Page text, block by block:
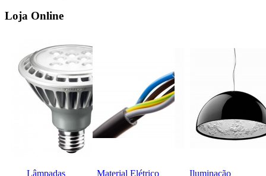
Loja Online
Lâmpadas Material Elétrico Iluminação